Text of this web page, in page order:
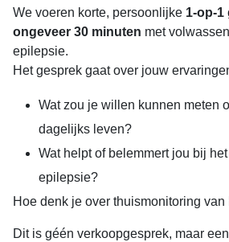
We voeren korte, persoonlijke 1-op-1
ongeveer 30 minuten met
epilepsie.
Het gesprek gaat over jouw
Wat zou je willen kunnen meten
dagelijks leven?
Wat helpt of belemmert jou bij
epilepsie?
Hoe denk je over thuismonitoring
Dit is géén verkoopgesprek, maar